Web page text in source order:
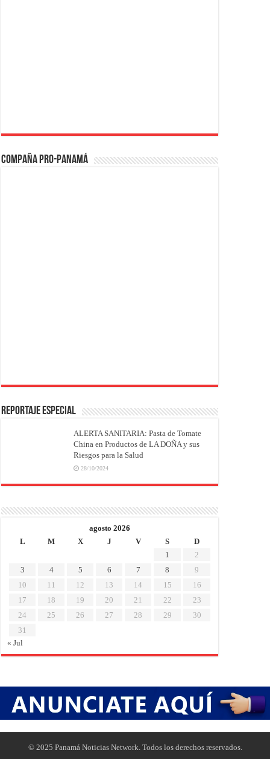
Compaña PRO-Panamá
REPORTAJE ESPECIAL
ALERTA SANITARIA: Pasta de Tomate
China en Productos de LA DOÑA y sus
Riesgos para la Salud
28/10/2024
agosto 2026
L
M X J V S
D
1
2
3
4 5 6 7 8
9
10
11 12 13 14 15
16
17
18 19 20 21 22
23
24
25 26 27 28 29
30
31
« Jul
© 2025 Panamá Noticias Network. Todos los derechos reservados.